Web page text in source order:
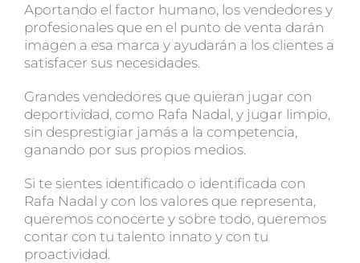
Aportando el factor humano, los vendedores y
profesionales que en el punto de venta darán
imagen a esa marca y ayudarán a los clientes a
satisfacer sus necesidades.
Grandes vendedores que quieran jugar con
deportividad, como Rafa Nadal, y jugar limpio,
sin desprestigiar jamás a la competencia,
ganando por sus propios medios.
Si te sientes identificado o identificada con
Rafa Nadal y con los valores que representa,
queremos conocerte y sobre todo, queremos
contar con tu talento innato y con tu
proactividad.